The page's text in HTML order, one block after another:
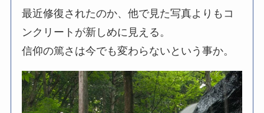
最近修復されたのか、他で見た写真よりもコ
ンクリートが新しめに見える。
信仰の篤さは今でも変わらないという事か。